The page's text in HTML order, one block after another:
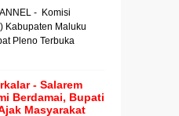
- Komisi
Kabupaten Maluku
Pleno Terbuka
- Salarem
Berdamai, Bupati
Masyarakat